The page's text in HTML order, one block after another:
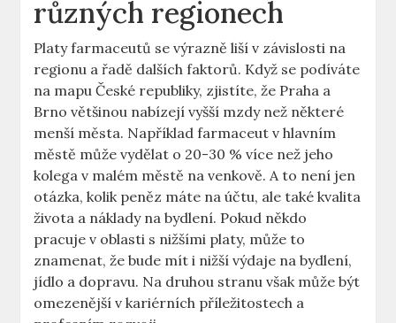
různých regionech
Platy farmaceutů se výrazně liší v závislosti na
regionu a řadě dalších faktorů. Když se podíváte
na mapu České republiky, zjistíte, že Praha a
Brno většinou nabízejí vyšší mzdy než některé
menší města. Například farmaceut v hlavním
městě může vydělat o 20-30 % více než jeho
kolega v malém městě na venkově. A to není jen
otázka, kolik peněz máte na účtu, ale také kvalita
života a náklady na bydlení. Pokud někdo
pracuje v oblasti s nižšími platy, může to
znamenat, že bude mít i nižší výdaje na bydlení,
jídlo a dopravu. Na druhou stranu však může být
omezenější v kariérních příležitostech a